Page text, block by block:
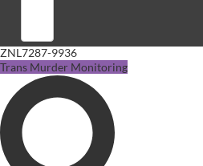
ZNL7287-9936
Trans Murder Monitoring